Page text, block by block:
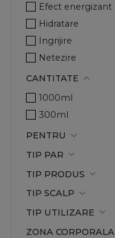
Efect energizant
Hidratare
Ingrijire
Netezire
Par matasos
Purificare
Stralucire
Vitalitate
CANTITATE
1000ml
300ml
PENTRU
TIP PAR
TIP PRODUS
TIP SCALP
TIP UTILIZARE
ZONA CORPORALA